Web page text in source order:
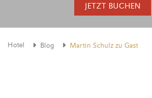
JETZT BUCHEN
Hotel Blog Martin Schulz zu Gast